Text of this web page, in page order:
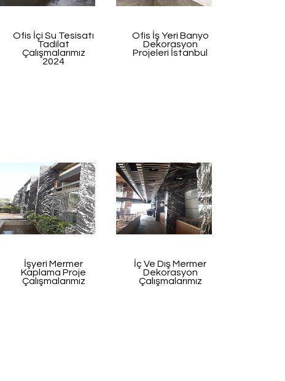
Ofis İçi Su Tesisatı
Tadilat
Çalışmalarımız
2024
Ofis İş Yeri Banyo
Dekorasyon
Projeleri İstanbul
İşyeri Mermer
Kaplama Proje
Çalışmalarımız
İç Ve Dış Mermer
Dekorasyon
Çalışmalarımız